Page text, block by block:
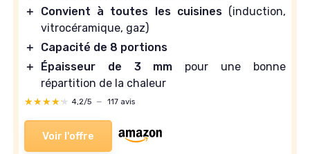
＋
Convient à toutes les cuisines(induction,
vitrocéramique, gaz)
＋
Capacité de 8 portions
＋
Épaisseur de 3 mm pour une bonne
répartition de la chaleur
★★★★★
★★★★★ 4,2/5 — 117 avis
Voir l'offre